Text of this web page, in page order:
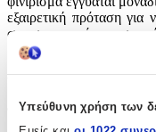
Υπεύθυνη χρήση των
εξαιρετική πρόταση για
στη σημαντικότερη
Φύλο: